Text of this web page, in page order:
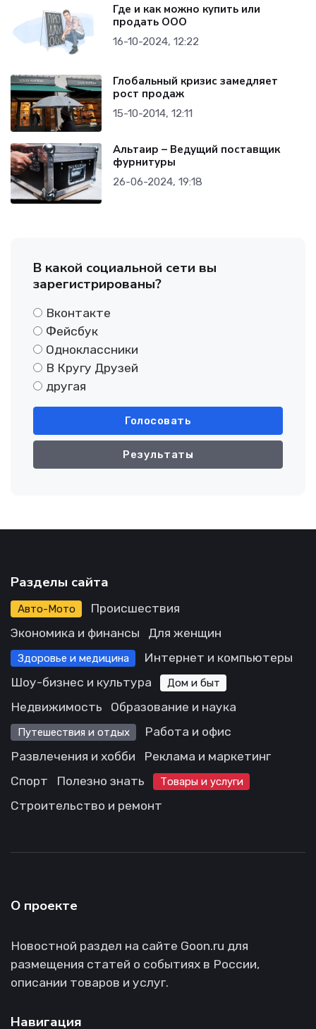
Где и как можно купить или
продать ООО
16-10-2024, 12:22
Глобальный кризис замедляет
рост продаж
15-10-2014, 12:11
Альтаир – Ведущий поставщик
фурнитуры
26-06-2024, 19:18
В какой социальной сети вы
зарегистрированы?
Вконтакте
Фейсбук
Одноклассники
В Кругу Друзей
другая
Голосовать
Результаты
Разделы сайта
Авто-Мото
Происшествия
Экономика и финансы
Для женщин
Здоровье и медицина
Интернет и компьютеры
Шоу-бизнес и культура
Дом и быт
Недвижимость Образование и наука
Путешествия и отдых
Работа и офис
Развлечения и хобби
Реклама и маркетинг
Спорт
Полезно знать Товары и услуги
Строительство и ремонт
О проекте
Новостной раздел на сайте Goon.ru для
размещения статей о событиях в России,
описании товаров и услуг.
Навигация